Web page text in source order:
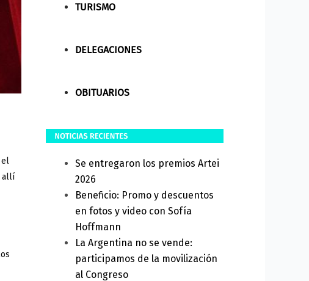
el
allí
TURISMO
DELEGACIONES
OBITUARIOS
Se entregaron los premios Artei
2026
Beneficio: Promo y descuentos
en fotos y video con Sofía
Hoffmann
La Argentina no se vende:
participamos de la movilización
al Congreso